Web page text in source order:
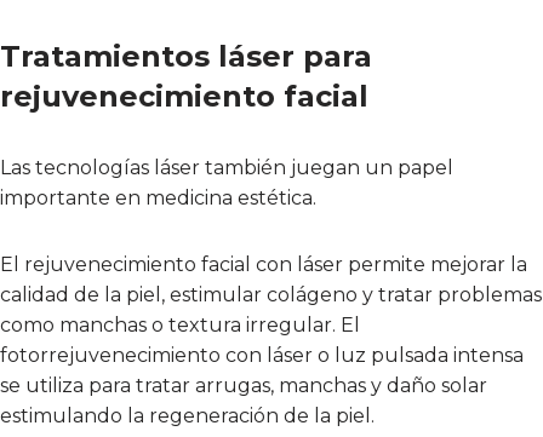
Tratamientos láser para
rejuvenecimiento facial
Las tecnologías láser también juegan un papel
importante en medicina estética.
El rejuvenecimiento facial con láser permite mejorar la
calidad de la piel, estimular colágeno y tratar problemas
como manchas o textura irregular. El
fotorrejuvenecimiento con láser o luz pulsada intensa
se utiliza para tratar arrugas, manchas y daño solar
estimulando la regeneración de la piel.